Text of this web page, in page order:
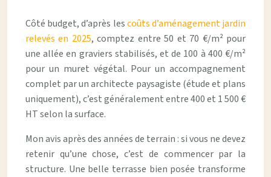
Côté budget, d’après lescoûts d’aménagement jardin
relevés en 2025, comptez entre 50 et 70 €/m² pour
une allée en graviers stabilisés, et de 100 à 400 €/m²
pour un muret végétal. Pour un accompagnement
complet par un architecte paysagiste (étude et plans
uniquement), c’est généralement entre 400 et 1 500 €
HT selon la surface.
Mon avis après des années de terrain : si vous ne devez
retenir qu’une chose, c’est de commencer par la
structure. Une belle terrasse bien posée transforme